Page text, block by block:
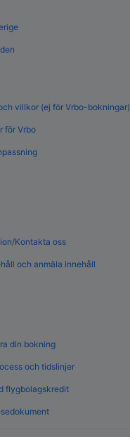
villkor (ej för Vrbo-bokningar)
för Vrbo
Kontakta oss
och anmäla innehåll
din bokning
och tidslinjer
flygbolagskredit